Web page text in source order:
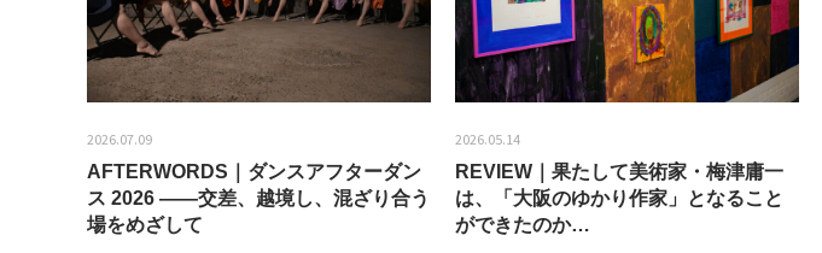
2026.07.09
AFTERWORDS｜ダンスアフターダン
ス 2026 ——交差、越境し、混ざり合う
場をめざして
2026.05.14
REVIEW｜果たして美術家・梅津庸一
は、「大阪のゆかり作家」となること
ができたのか…